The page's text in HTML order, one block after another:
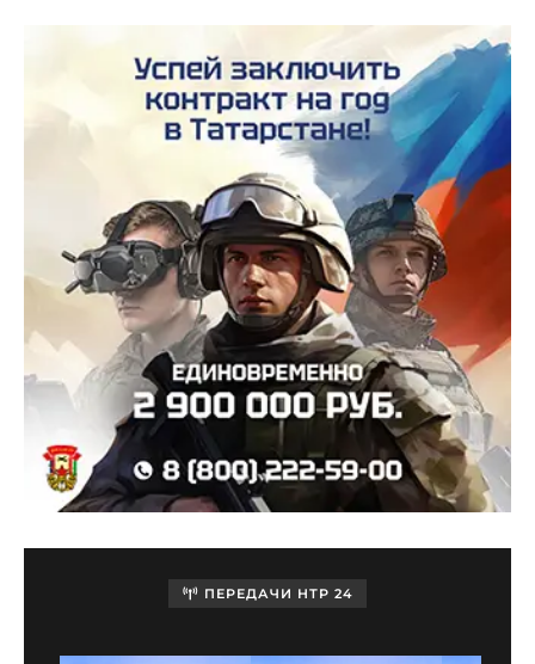
ПЕРЕДАЧИ НТР 24